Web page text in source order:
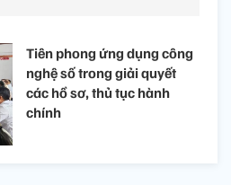
Tiên phong ứng dụng công
nghệ số trong giải quyết
các hồ sơ, thủ tục hành
chính ​